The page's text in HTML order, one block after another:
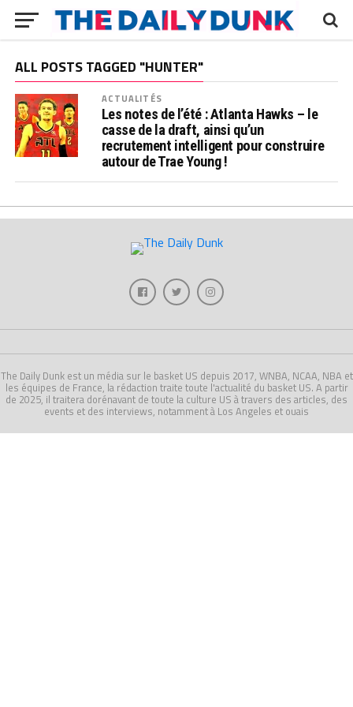
ALL POSTS TAGGED "HUNTER"
ACTUALITÉS
Les notes de l’été : Atlanta Hawks – le
casse de la draft, ainsi qu’un
recrutement intelligent pour construire
autour de Trae Young !
The Daily Dunk est un média sur le basket US depuis 2017, WNBA, NCAA, NBA et
les équipes de France, la rédaction traite toute l'actualité du basket US. A partir
de 2025, il traitera dorénavant de toute la culture US à travers des articles, des
events et des interviews, notamment à Los Angeles et ouais